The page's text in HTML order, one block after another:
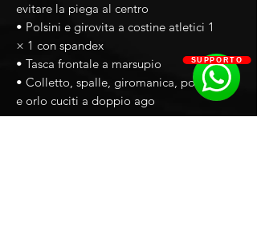
evitare la piega al centro
• Polsini e girovita a costine atletici 1
× 1 con spandex
• Tasca frontale a marsupio
• Colletto, spalle, giromanica, polsini
e orlo cuciti a doppio ago
SUPPORTO